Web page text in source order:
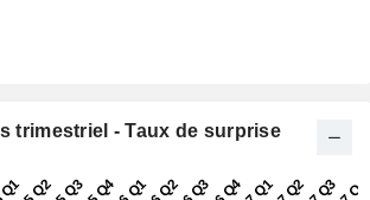
trimestriel - Taux de surprise